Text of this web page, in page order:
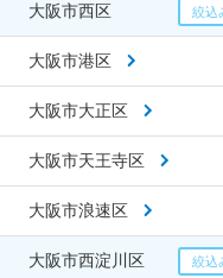
大阪市西区
大阪市港区
大阪市大正区
大阪市天王寺区
大阪市浪速区
大阪市西淀川区